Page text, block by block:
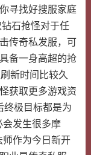
寻找好搜服家庭
石抢怪对于任
传奇私发服，可
备一身高超的抢
新时间比较久
获取更多游戏资
终极目标都是为
会发生很多摩
作为今日新开